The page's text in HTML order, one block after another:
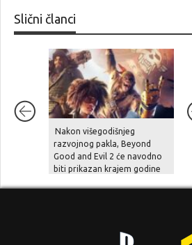
Slični članci
Nakon višegodišnjeg
razvojnog pakla, Beyond
Good and Evil 2 će navodno
biti prikazan krajem godine